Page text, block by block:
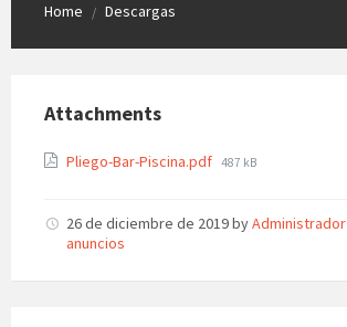
Home / Descargas
Attachments
Pliego-Bar-Piscina.pdf File
487 kB
26 de diciembre de 2019byAdministrador
anuncios